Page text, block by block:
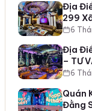
Địa
299
6
Địa
– TƯ
6
Quán
Đằng